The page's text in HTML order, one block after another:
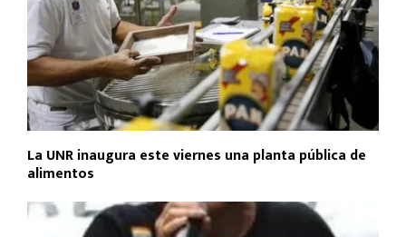
La UNR inaugura este viernes una planta pública de
alimentos